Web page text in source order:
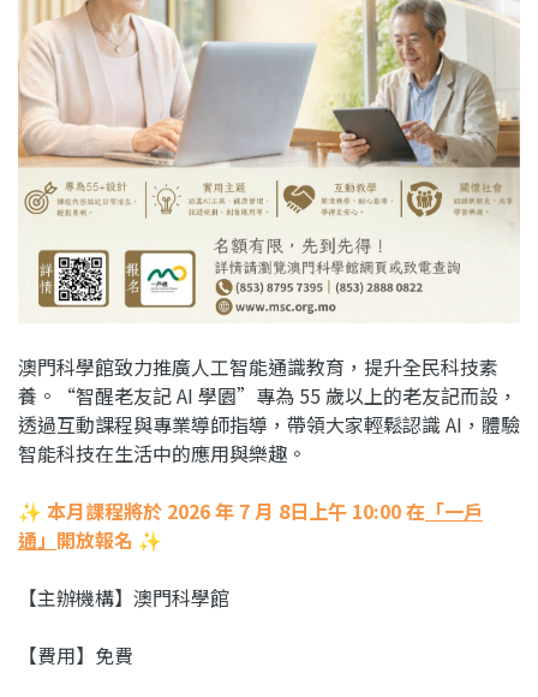
澳門科學館致力推廣人工智能通識教育，提升全民科技素
養。“智醒老友記 AI 學園”專為 55 歲以上的老友記而設，
透過互動課程與專業導師指導，帶領大家輕鬆認識 AI，體驗
智能科技在生活中的應用與樂趣。
✨ 本月課程將於 2026 年 7 月 8日上午 10:00 在 「一戶
通」 開放報名 ✨
【主辦機構】澳門科學館
【費用】免費